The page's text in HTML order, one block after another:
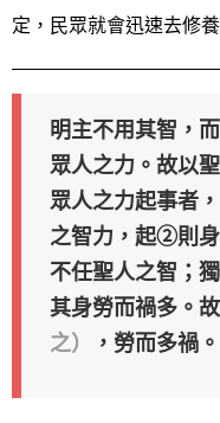
定，民眾就會迅速去修
明主不用其智，
眾人之力。故以
眾人之力起事者
之智力，起②則
不任聖人之智；
其身勞而禍多。
之）
，勞而多禍